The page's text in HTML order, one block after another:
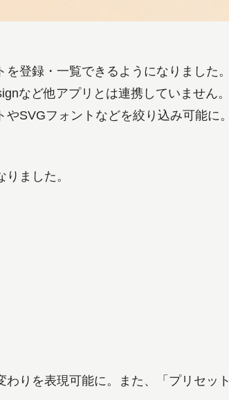
登録・一覧できるようになりました
など他アプリとは連携していません
SVGフォントなどを絞り込み可能に。
ました。
わりを表現可能に。また、「プリセッ